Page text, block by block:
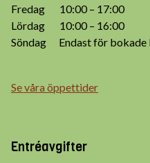
Fredag 10:00 – 17:00
Lördag 10:00 – 16:00
Söndag Endast för bokade
Se våra öppettider
Entréavgifter